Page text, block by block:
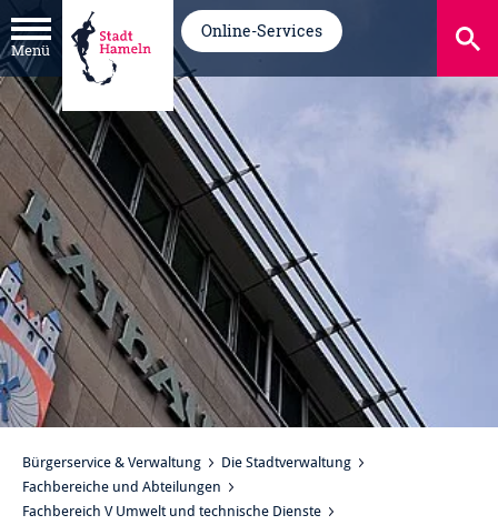
Menü
Online-Services
Bürgerservice & Verwaltung
Die Stadtverwaltung
Fachbereiche und Abteilungen
Fachbereich V Umwelt und technische Dienste